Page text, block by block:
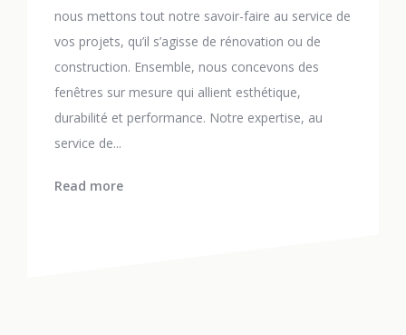
nous mettons tout notre savoir-faire au service de
vos projets, qu’il s’agisse de rénovation ou de
construction. Ensemble, nous concevons des
fenêtres sur mesure qui allient esthétique,
durabilité et performance. Notre expertise, au
service de...
Read more